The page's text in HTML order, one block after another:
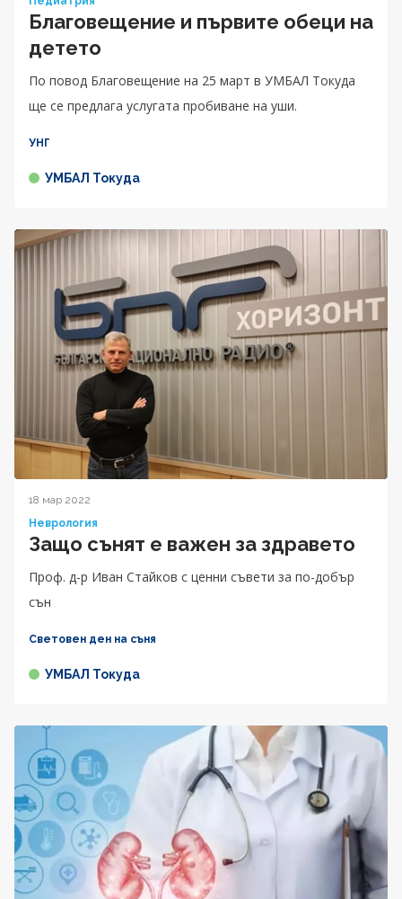
Благовещение и първите обеци на
детето
По повод Благовещение на 25 март в УМБАЛ Токуда
ще се предлага услугата пробиване на уши.
УНГ
УМБАЛ Токуда
18 мар 2022
Неврология
Защо сънят е важен за здравето
Проф. д-р Иван Стайков с ценни съвети за по-добър
сън
Световен ден на съня
УМБАЛ Токуда